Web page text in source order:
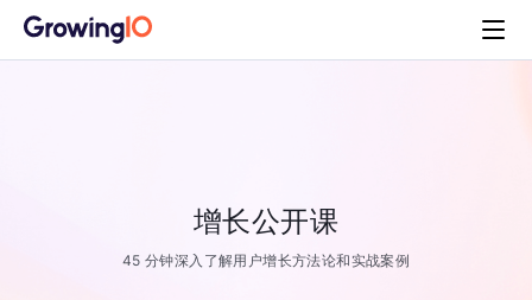
增长公开课
45 分钟深入了解用户增长方法论和实战案例